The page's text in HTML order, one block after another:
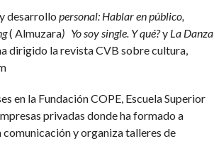
desarrollo personal: Hablar en público,
( Almuzara) Yo soy single. Y qué?y La Danza
dirigido la revista CVB sobre cultura,
en la Fundación COPE, Escuela Superior
privadas donde ha formado a
y organiza talleres de